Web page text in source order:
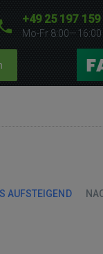
+49 25 197 159
Mo-Fr 8:00—16:00
AUFSTEIGEND